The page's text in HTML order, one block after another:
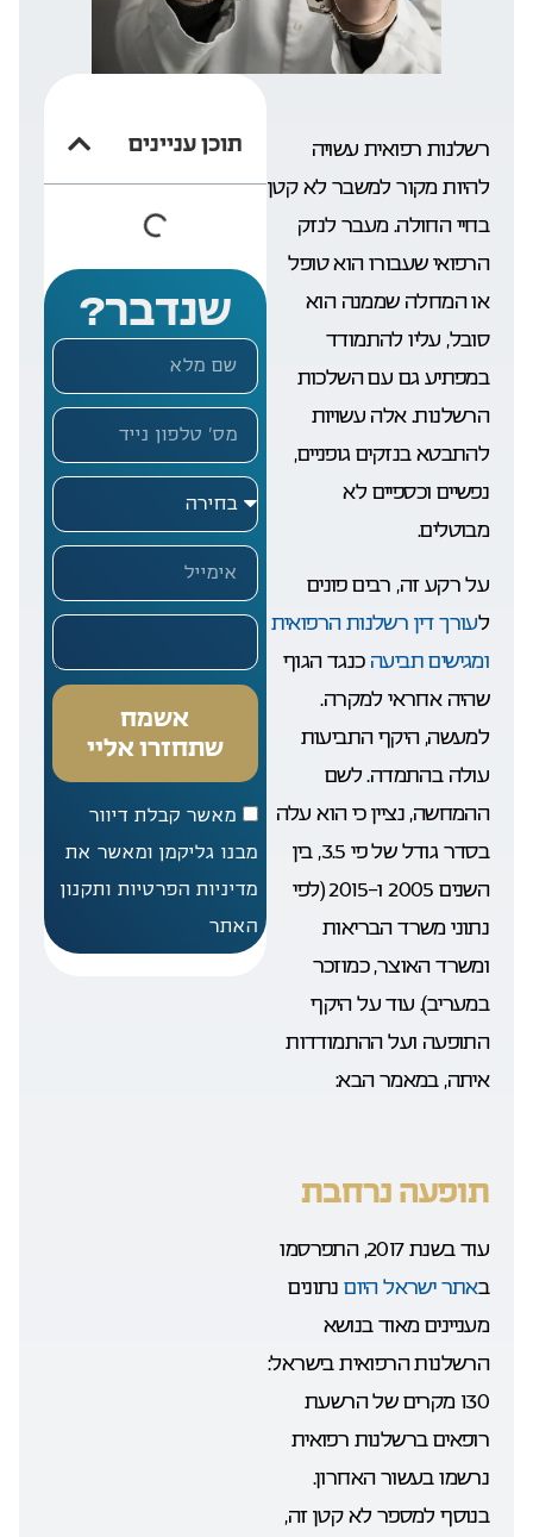
תוכן עניינים
שנדבר?
מאשר קבלת דיוור
מבנו גליקמן ומאשר את
מדיניות הפרטיות ותקנון
האתר
אשמח
שתחזרו אליי
רשלנות רפואית עשויה
להיות מקור למשבר לא קטן
בחיי החולה. מעבר לנזק
הרפואי שעבורו הוא טופל
או המחלה שממנה הוא
סובל, עליו להתמודד
במפתיע גם עם השלכות
הרשלנות. אלה עשויות
להתבטא בנזקים גופניים,
נפשיים וכספיים לא
מבוטלים.
על רקע זה, רבים פונים
לעורך דין רשלנות הרפואית
ומגישים תביעה כנגד הגוף
שהיה אחראי למקרה.
למעשה, היקף התביעות
עולה בהתמדה. לשם
ההמחשה, נציין כי הוא עלה
בסדר גודל של פי 3.5, בין
השנים 2005 ו-2015 (לפי
נתוני משרד הבריאות
ומשרד האוצר, כמוזכר
במעריב). עוד על היקף
התופעה ועל ההתמודדות
איתה, במאמר הבא:
תופעה נרחבת
עוד בשנת 2017, התפרסמו
באתר ישראל היוםנתונים
מעניינים מאוד בנושא
הרשלנות הרפואית בישראל:
130 מקרים של הרשעת
רופאים ברשלנות רפואית
נרשמו בעשור האחרון.
בנוסף למספר לא קטן זה,